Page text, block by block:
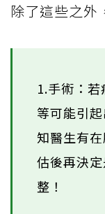
除了這些之外
1.手術：
等可能引
知醫生有
估後再決
整！